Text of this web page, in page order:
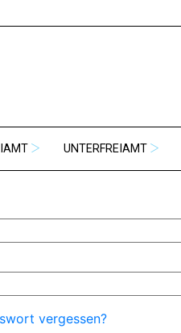
UNTERFREIAMT
vergessen?